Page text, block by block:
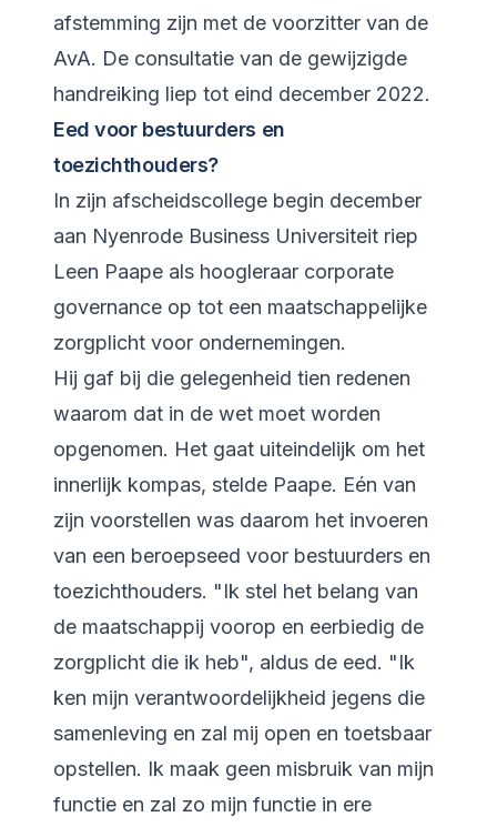
afstemming zijn met de voorzitter van de
AvA. De consultatie van de gewijzigde
handreiking liep tot eind december 2022.
Eed voor bestuurders en
toezichthouders?
In zijn afscheidscollege begin december
aan Nyenrode Business Universiteit riep
Leen Paape als hoogleraar corporate
governance op tot een maatschappelijke
zorgplicht voor ondernemingen.
Hij gaf bij die gelegenheid tien redenen
waarom dat in de wet moet worden
opgenomen. Het gaat uiteindelijk om het
innerlijk kompas, stelde Paape. Eén van
zijn voorstellen was daarom het invoeren
van een beroepseed voor bestuurders en
toezichthouders. "Ik stel het belang van
de maatschappij voorop en eerbiedig de
zorgplicht die ik heb", aldus de eed. "Ik
ken mijn verantwoordelijkheid jegens die
samenleving en zal mij open en toetsbaar
opstellen. Ik maak geen misbruik van mijn
functie en zal zo mijn functie in ere